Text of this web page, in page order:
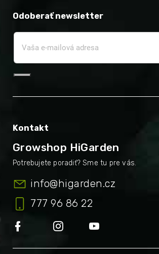
Odoberať newsletter
Kontakt
Growshop HiGarden
info@higarden.cz
777 96 86 22